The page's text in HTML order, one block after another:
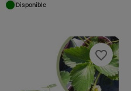
Disponible
favorite_border